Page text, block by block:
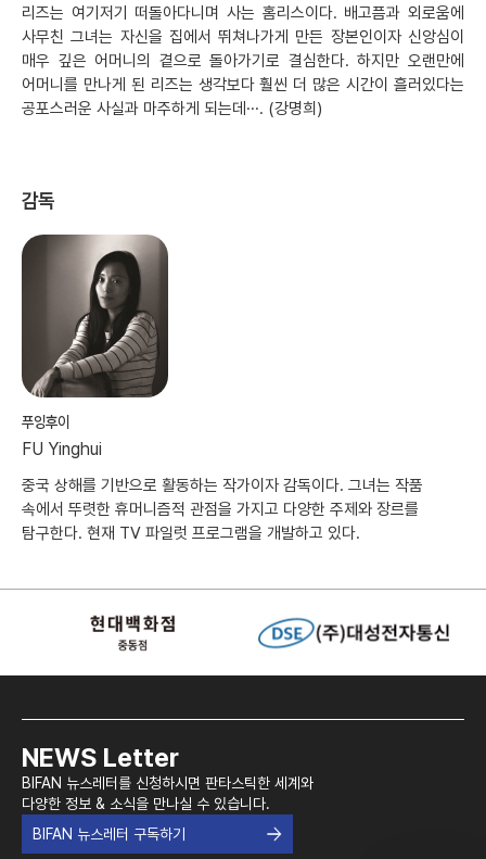
리즈는 여기저기 떠돌아다니며 사는 홈리스이다. 배고픔과 외로움에
사무친 그녀는 자신을 집에서 뛰쳐나가게 만든 장본인이자 신앙심이
매우 깊은 어머니의 곁으로 돌아가기로 결심한다. 하지만 오랜만에
어머니를 만나게 된 리즈는 생각보다 훨씬 더 많은 시간이 흘러있다는
공포스러운 사실과 마주하게 되는데···. (강명희)
감독
푸잉후이
FU Yinghui
중국 상해를 기반으로 활동하는 작가이자 감독이다. 그녀는 작품
속에서 뚜렷한 휴머니즘적 관점을 가지고 다양한 주제와 장르를
탐구한다. 현재 TV 파일럿 프로그램을 개발하고 있다.
NEWS Letter
BIFAN 뉴스레터를 신청하시면 판타스틱한 세계와
다양한 정보 & 소식을 만나실 수 있습니다.
BIFAN 뉴스레터 구독하기